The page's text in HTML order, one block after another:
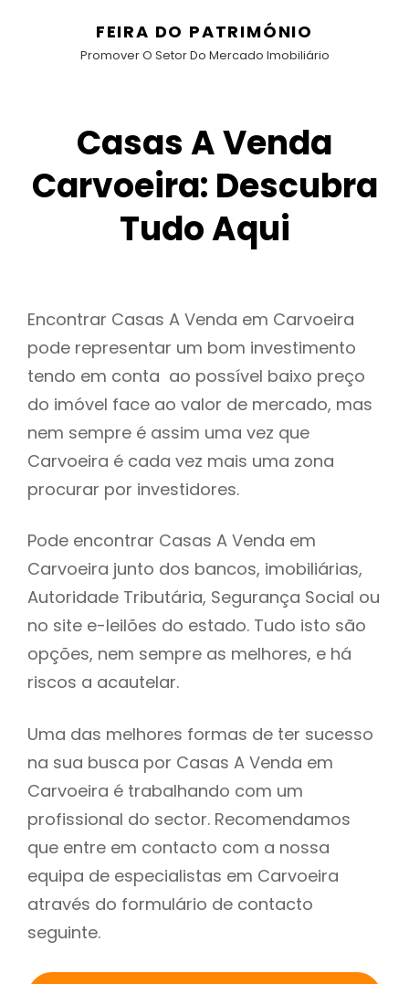
FEIRA DO PATRIMÓNIO
Promover O Setor Do Mercado Imobiliário
Casas A Venda
Carvoeira: Descubra
Tudo Aqui
Encontrar Casas A Venda em Carvoeira
pode representar um bom investimento
tendo em conta ao possível baixo preço
do imóvel face ao valor de mercado, mas
nem sempre é assim uma vez que
Carvoeira é cada vez mais uma zona
procurar por investidores.
Pode encontrar Casas A Venda em
Carvoeira junto dos bancos, imobiliárias,
Autoridade Tributária, Segurança Social ou
no site e-leilões do estado. Tudo isto são
opções, nem sempre as melhores, e há
riscos a acautelar.
Uma das melhores formas de ter sucesso
na sua busca por Casas A Venda em
Carvoeira é trabalhando com um
profissional do sector. Recomendamos
que entre em contacto com a nossa
equipa de especialistas em Carvoeira
através do formulário de contacto
seguinte.